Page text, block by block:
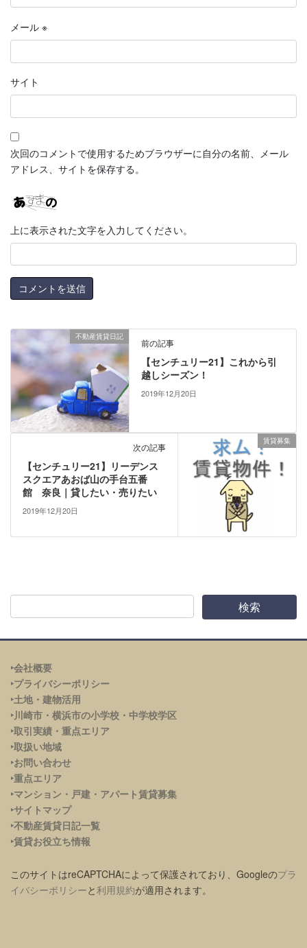
メール ※
サイト
次回のコメントで使用するためブラウザーに自分の名前、メール
アドレス、サイトを保存する。
上に表示された文字を入力してください。
不動産賃貸日記
前の記事
【センチュリー21】これから引
越しシーズン！
2019年12月20日
賃貸募集
次の記事
【センチュリー21】リーデンス
スクエアあおば山の手台五番
館 奈良｜貸したい・売りたい
2019年12月20日
‣会社概要
‣プライバシーポリシー
‣土地・建物活用
‣川崎市・横浜市の小学校・中学校学区
‣取引実績・重点エリア
‣取扱い地域
‣お問い合わせ
‣重点エリア
‣マンション・戸建・アパート賃貸募集
‣サイトマップ
‣不動産賃貸日記一覧
‣賃貸お役立ち情報
このサイトはreCAPTCHAによって保護されており、Googleのプラ
イバシーポリシーと利用規約が適用されます。